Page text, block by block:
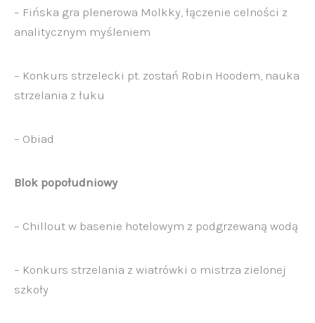
– Fińska gra plenerowa Molkky, łączenie celności z
analitycznym myśleniem
– Konkurs strzelecki pt. zostań Robin Hoodem, nauka
strzelania z łuku
– Obiad
Blok popołudniowy
– Chillout w basenie hotelowym z podgrzewaną wodą
– Konkurs strzelania z wiatrówki o mistrza zielonej
szkoły